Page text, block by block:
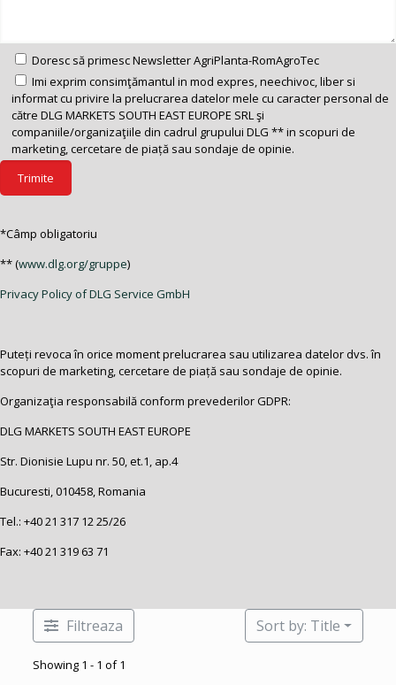
Doresc să primesc Newsletter AgriPlanta-RomAgroTec
Imi exprim consimţămantul in mod expres, neechivoc, liber si
informat cu privire la prelucrarea datelor mele cu caracter personal de
către DLG MARKETS SOUTH EAST EUROPE SRL şi
companiile/organizaţiile din cadrul grupului DLG ** in scopuri de
marketing, cercetare de piață sau sondaje de opinie.
*Câmp obligatoriu
** (www.dlg.org/gruppe)
Privacy Policy of DLG Service GmbH
Puteți revoca în orice moment prelucrarea sau utilizarea datelor dvs. în
scopuri de marketing, cercetare de piață sau sondaje de opinie.
Organizaţia responsabilă conform prevederilor GDPR:
DLG MARKETS SOUTH EAST EUROPE
Str. Dionisie Lupu nr. 50, et.1, ap.4
Bucuresti, 010458, Romania
Tel.: +40 21 317 12 25/26
Fax: +40 21 319 63 71
Filtreaza
Showing 1 - 1 of 1
Sort by: Title